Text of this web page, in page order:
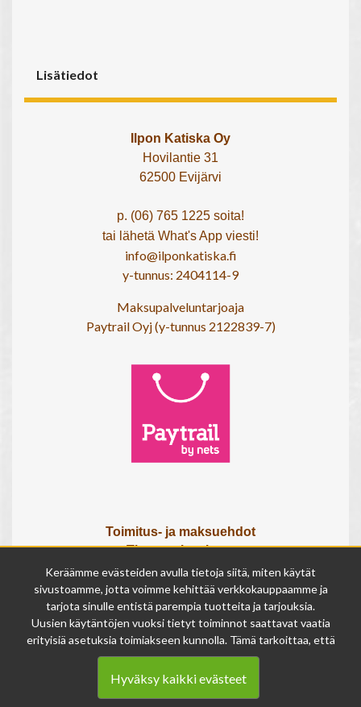
Lisätiedot
Ilpon Katiska Oy
Hovilantie 31
62500 Evijärvi
p. (06) 765 1225 soita!
tai lähetä What's App viesti!
info@ilponkatiska.fi
y-tunnus: 2404114-9
Maksupalveluntarjoaja
Paytrail Oyj (y-tunnus 2122839-7)
Toimitus- ja maksuehdot
Tietosuojaseloste
Tietoa meistä
Osta lahjakortti
Tilauksen peruutuslomake
Olemme avoinna
ma - pe 9 - 17
la 9 - 14
su suljettu
Keräämme evästeiden avulla tietoja siitä, miten käytät
sivustoamme, jotta voimme kehittää verkkokauppaamme ja
tarjota sinulle entistä parempia tuotteita ja tarjouksia.
Uusien käytäntöjen vuoksi tietyt toiminnot saattavat vaatia
erityisiä asetuksia toimiakseen kunnolla. Tämä tarkoittaa, että
joissakin tapauksissa anonymisoidut tiedot voivat kertyä,
vaikka olisit kieltänyt evästeiden käytön. Näitä tietoja
käytetään ainoastaan palvelumme parantamiseen, eikä niistä
Hyväksy kaikki evästeet